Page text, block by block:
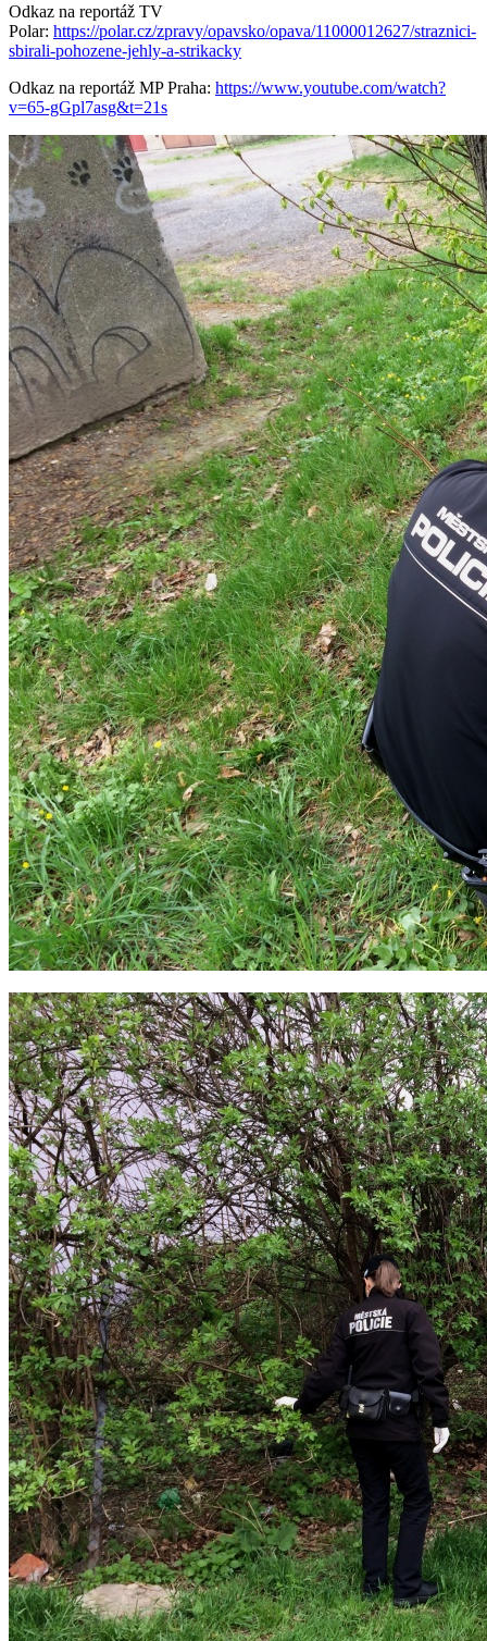
Odkaz na reportáž TV
Polar: https://polar.cz/zpravy/opavsko/opava/11000012627/straznici-
sbirali-pohozene-jehly-a-strikacky
Odkaz na reportáž MP Praha: https://www.youtube.com/watch?
v=65-gGpl7asg&t=21s